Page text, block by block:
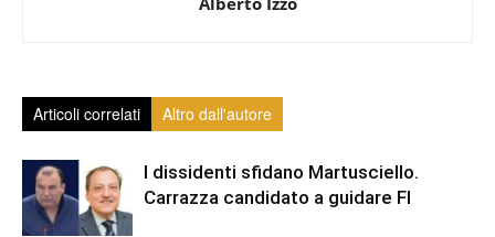
Articoli correlati Altro dall'autore
I dissidenti sfidano Martusciello.
Carrazza candidato a guidare FI